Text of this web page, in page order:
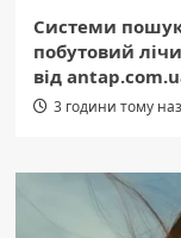
Системи
побутовий
від
3 години тому